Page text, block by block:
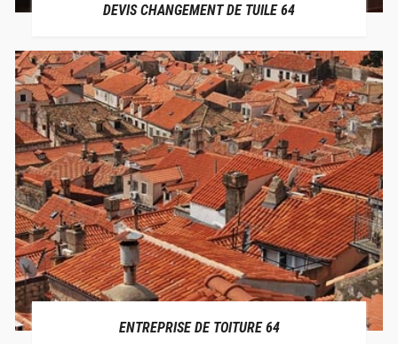
DEVIS CHANGEMENT DE TUILE 64
ENTREPRISE DE TOITURE 64